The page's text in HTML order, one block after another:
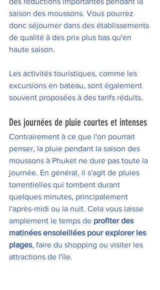
saison des moussons. Vous pourrez
donc séjourner dans des établissements
de qualité à des prix plus bas qu'en
haute saison.
Les activités touristiques, comme les
excursions en bateau, sont également
souvent proposées à des tarifs réduits.
Des journées de pluie courtes et intenses
Contrairement à ce que l'on pourrait
penser, la pluie pendant la saison des
moussons à Phuket ne dure pas toute la
journée. En général, il s'agit de pluies
torrentielles qui tombent durant
quelques minutes, principalement
l'après-midi ou la nuit. Cela vous laisse
amplement le temps de profiter des
matinées ensoleillées pour explorer les
plages, faire du shopping ou visiter les
attractions de l'île.